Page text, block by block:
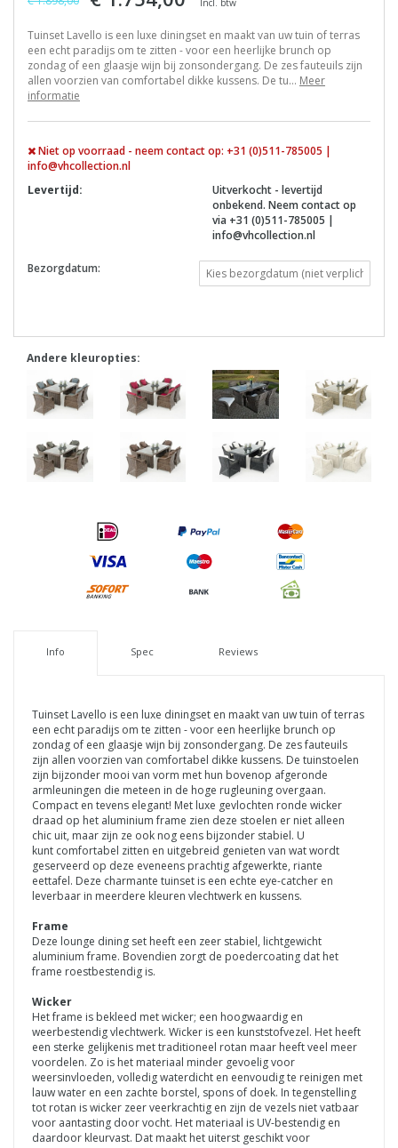
Tuinset Lavello is een luxe diningset en maakt van uw tuin of terras
een echt paradijs om te zitten - voor een heerlijke brunch op
zondag of een glaasje wijn bij zonsondergang. De zes fauteuils zijn
allen voorzien van comfortabel dikke kussens. De tu... Meer
informatie
Niet op voorraad - neem contact op: +31 (0)511-785005 |
info@vhcollection.nl
Levertijd:
Uitverkocht - levertijd
onbekend. Neem contact op
via +31 (0)511-785005 |
info@vhcollection.nl
Bezorgdatum:
Andere kleuropties:
Info Spec Reviews
Tuinset Lavello is een luxe diningset en maakt van uw tuin of terras
een echt paradijs om te zitten - voor een heerlijke brunch op
zondag of een glaasje wijn bij zonsondergang. De zes fauteuils
zijn allen voorzien van comfortabel dikke kussens. De tuinstoelen
zijn bijzonder mooi van vorm met hun bovenop afgeronde
armleuningen die meteen in de hoge rugleuning overgaan.
Compact en tevens elegant! Met luxe gevlochten ronde wicker
draad op het aluminium frame zien deze stoelen er niet alleen
chic uit, maar zijn ze ook nog eens bijzonder stabiel. U
kunt comfortabel zitten en uitgebreid genieten van wat wordt
geserveerd op deze eveneens prachtig afgewerkte, riante
eettafel. Deze charmante tuinset is een echte eye-catcher en
leverbaar in meerdere kleuren vlechtwerk en kussens.
Frame
Deze lounge dining set heeft een zeer stabiel, lichtgewicht
aluminium frame. Bovendien zorgt de poedercoating dat het
frame roestbestendig is.
Wicker
Het frame is bekleed met wicker; een hoogwaardig en
weerbestendig vlechtwerk. Wicker is een kunststofvezel. Het heeft
een sterke gelijkenis met traditioneel rotan maar heeft veel meer
voordelen. Zo is het materiaal minder gevoelig voor
weersinvloeden, volledig waterdicht en eenvoudig te reinigen met
lauw water en een zachte borstel, spons of doek. In tegenstelling
tot rotan is wicker zeer veerkrachtig en zijn de vezels niet vatbaar
voor aantasting door vocht. Het materiaal is UV-bestendig en
daardoor kleurvast. Dat maakt het uiterst geschikt voor